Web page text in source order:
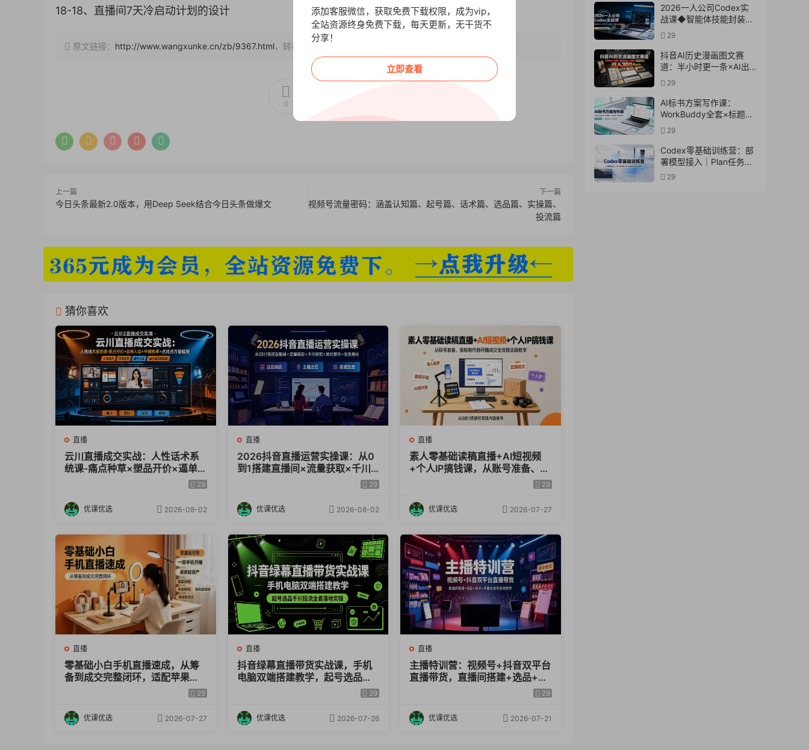
18-18、直播间7天冷启动计划的设计
原文链接： http://www.wangxunke.cn/zb/9367.html，转载请注明出处~~~
0
上一篇
今日头条最新2.0版本，用Deep Seek结合今日头条做爆文
下一篇
视频号流量密码：涵盖认知篇、起号篇、话术篇、选品篇、实操篇、
投流篇
猜你喜欢
直播
云川直播成交实战：人性话术系
统课-痛点种草×塑品开价×逼单
人设×平播憋单×点对点万能框架
29
优课优选 2026-08-02
直播
2026抖音直播运营实操课：从0
到1搭建直播间×流量获取×千川
投放×转化提升×复盘增长，系统
29
优课优选 2026-08-02
直播
素人零基础读稿直播+AI短视频
+个人IP搞钱课，从账号准备、涨
粉制作到开播成交全流程实操教29
优课优选 2026-07-27
直播
零基础小白手机直播速成，从筹
备到成交完整闭环，适配苹果安
卓系统，解决杂音卡顿留人难问29
优课优选 2026-07-27
直播
抖音绿幕直播带货实战课，手机
电脑双端搭建教学，起号选品千
29
优课优选 2026-07-26
直播
主播特训营：视频号+抖音双平台
直播带货，直播间搭建+选品+话
29
优课优选 2026-07-21
2026一人公司Codex实
战课◆智能体技能封装｜
即梦API视频｜电商视觉
PPT自动化全套实操教学
29
抖音AI历史漫画图文赛
道：半小时更一条×AI出
图×邪修过伙伴计划×日入
300+，零成本快速入局
29
AI标书方案写作课：
WorkBuddy全套×标题生
成×方案大纲×提示词技巧
×废标点检查×豆包流程
图，高效出方案
29
Codex零基础训练营：部
署模型接入｜Plan任务规
划｜Office自动生成全套
29
添加客服微信，获取免费下载权限，成为vip，
全站资源终身免费下载，每天更新，无干货不
分享！
立即查看